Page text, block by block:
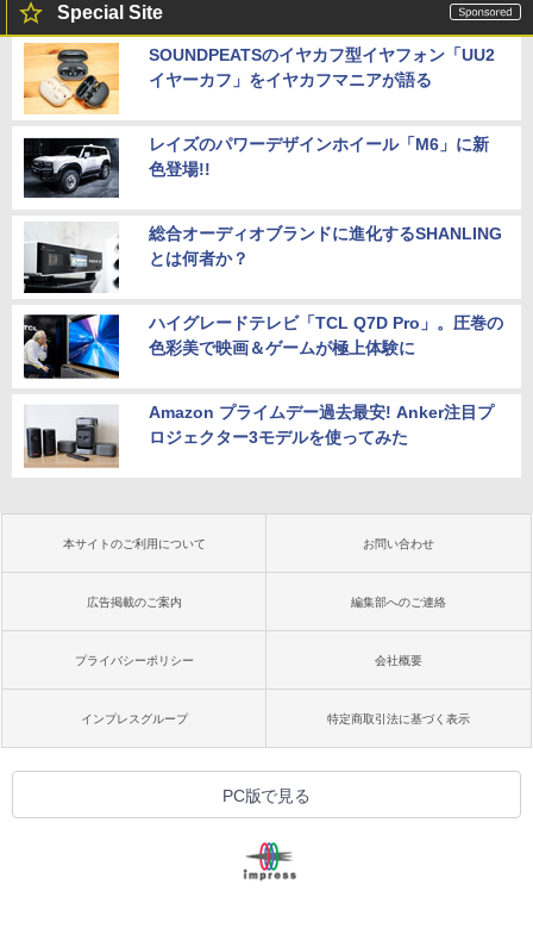
Special Site
SOUNDPEATSのイヤカフ型イヤフォン「UU2
イヤーカフ」をイヤカフマニアが語る
レイズのパワーデザインホイール「M6」に新
色登場!!
総合オーディオブランドに進化するSHANLING
とは何者か？
ハイグレードテレビ「TCL Q7D Pro」。圧巻の
色彩美で映画＆ゲームが極上体験に
Amazon プライムデー過去最安! Anker注目プ
ロジェクター3モデルを使ってみた
本サイトのご利用について お問い合わせ
広告掲載のご案内 編集部へのご連絡
プライバシーポリシー 会社概要
インプレスグループ 特定商取引法に基づく表示
PC版で見る